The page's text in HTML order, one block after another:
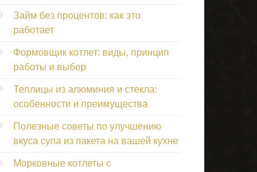
Займ без процентов: как это
работает
Формовщик котлет: виды, принцип
работы и выбор
Теплицы из алюминия и стекла:
особенности и преимущества
Полезные советы по улучшению
вкуса супа из пакета на вашей кухне
Морковные котлеты с